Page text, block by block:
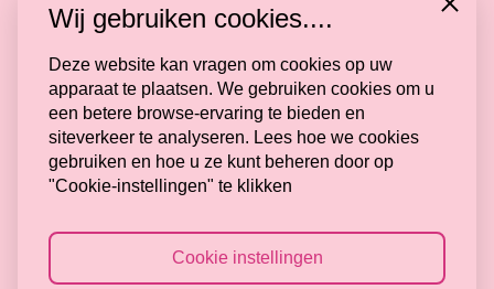
Volg mij
Algemene Voorwaarden
Privacy Verklaring
Wij gebruiken cookies....
Deze website kan vragen om cookies op uw
apparaat te plaatsen. We gebruiken cookies om u
een betere browse-ervaring te bieden en
siteverkeer te analyseren. Lees hoe we cookies
gebruiken en hoe u ze kunt beheren door op
"Cookie-instellingen" te klikken
Close
Cookie instellingen